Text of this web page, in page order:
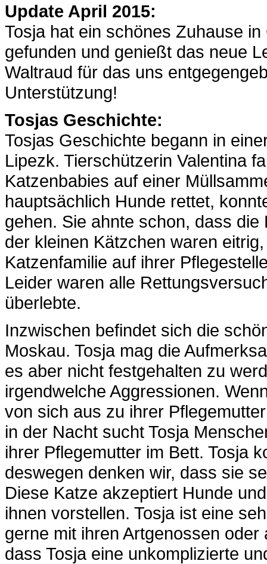
Update April 2015:
Tosja hat ein schönes Zuhause
gefunden und genießt das neue
Waltraud für das uns
Unterstützung!
Tosjas Geschichte:
Tosjas Geschichte begann in
Lipezk. Tierschützerin Valentina
Katzenbabies auf einer
hauptsächlich Hunde rettet,
gehen. Sie ahnte schon, dass
der kleinen Kätzchen waren
Katzenfamilie auf ihrer
Leider waren alle
überlebte.
Inzwischen befindet sich die
Moskau. Tosja mag die
es aber nicht festgehalten zu
irgendwelche Aggressionen.
von sich aus zu ihrer
in der Nacht sucht Tosja
ihrer Pflegemutter im Bett. Tosja
deswegen denken wir, dass sie
Diese Katze akzeptiert Hunde
ihnen vorstellen. Tosja ist eine
gerne mit ihren Artgenossen
dass Tosja eine unkomplizierte